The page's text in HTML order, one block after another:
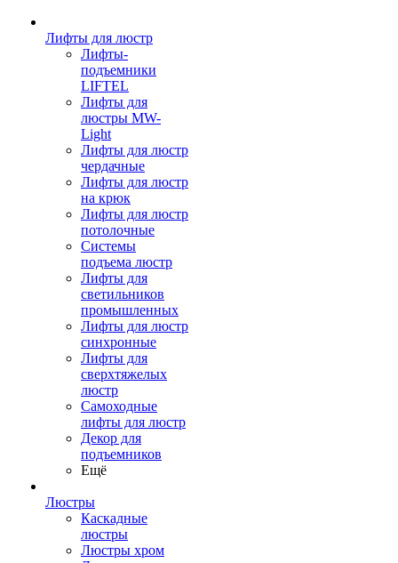
Лифты для люстр
Лифты-
подъемники
LIFTEL
Лифты для
люстры MW-
Light
Лифты для люстр
чердачные
Лифты для люстр
на крюк
Лифты для люстр
потолочные
Системы
подъема люстр
Лифты для
светильников
промышленных
Лифты для люстр
синхронные
Лифты для
сверхтяжелых
люстр
Самоходные
лифты для люстр
Декор для
подъемников
Ещё
Люстры
Каскадные
люстры
Люстры хром